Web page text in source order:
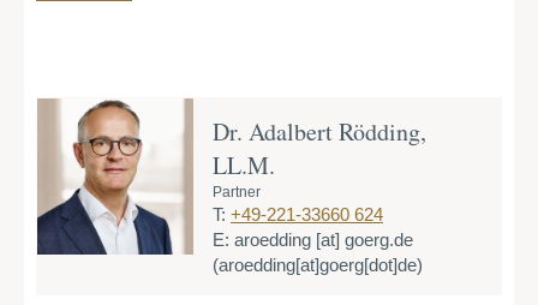
Dr. Adalbert Rödding,
LL.M.
Partner
T: +49-221-33660 624
E: aroedding [at] goerg.de
(aroedding[at]goerg[dot]de)